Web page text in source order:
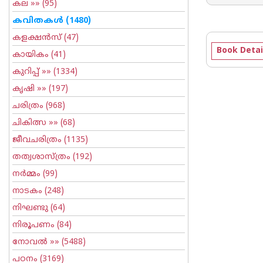
കല »» (95)
കവിതകള്‍ (1480)
കളക്ഷന്‍സ്(47)
കായികം (41)
കുറിപ്പ്‌ »» (1334)
കൃഷി »» (197)
ചരിത്രം (968)
ചികിത്സ »» (68)
ജീവചരിത്രം (1135)
തത്വശാസ്ത്രം (192)
നര്‍മ്മം (99)
നാടകം (248)
നിഘണ്ടു (64)
നിരൂപണം (84)
നോവല്‍ »» (5488)
പഠനം (3169)
Book